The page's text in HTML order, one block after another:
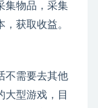
集物品，采集
获取收益。
不需要去其他
大型游戏，目